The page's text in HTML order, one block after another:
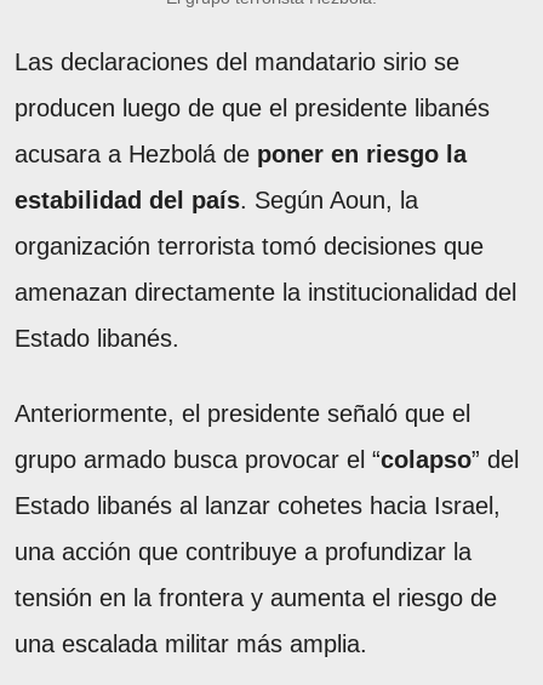
Las declaraciones del mandatario sirio se
producen luego de que el presidente libanés
acusara a Hezbolá de poner en riesgo la
estabilidad del país. Según Aoun, la
organización terrorista tomó decisiones que
amenazan directamente la institucionalidad del
Estado libanés.
Anteriormente, el presidente señaló que el
grupo armado busca provocar el “colapso” del
Estado libanés al lanzar cohetes hacia Israel,
una acción que contribuye a profundizar la
tensión en la frontera y aumenta el riesgo de
una escalada militar más amplia.